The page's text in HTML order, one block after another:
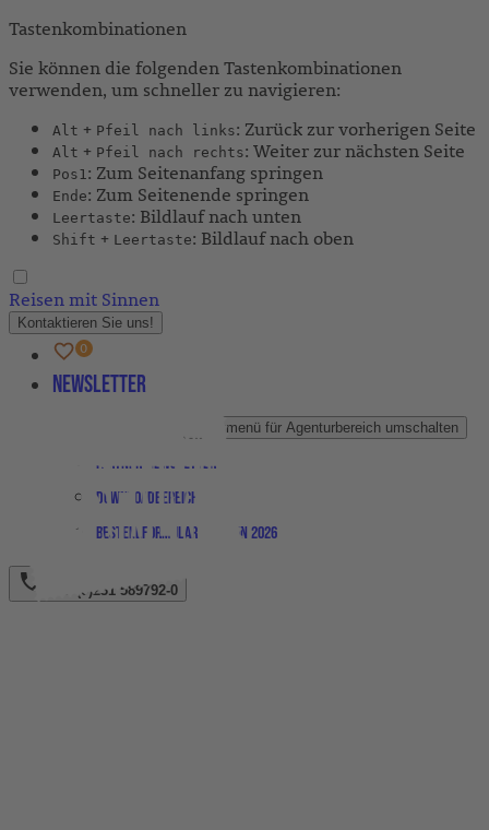
Tastenkombinationen
Sie können die folgenden Tastenkombinationen
verwenden, um schneller zu navigieren:
Alt + Pfeil nach links: Zurück zur vorherigen Seite
Alt + Pfeil nach rechts: Weiter zur nächsten Seite
Pos1: Zum Seitenanfang springen
Ende: Zum Seitenende springen
Leertaste: Bildlauf nach unten
Shift + Leertaste: Bildlauf nach oben
Reisen mit Sinnen
Kontaktieren Sie uns!
Newsletter
Untermenü für Agenturbereich umschalten
Downloadbereich
Bestellformular Magazin 2026
+49 (0)231 589792-0